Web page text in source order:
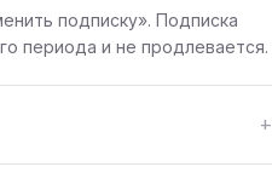
подписку». Подписка
периода и не продлевается.